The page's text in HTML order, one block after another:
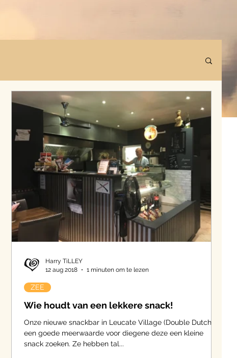
Wie houdt van een lekkere snack!
Onze nieuwe snackbar in Leucate Village (Double Dutch) is
een goede meerwaarde voor diegene deze een kleine
snack zoeken. Ze hebben tal...
ZEE
Harry TiLLEY
12 aug 2018
1 minuten om te lezen